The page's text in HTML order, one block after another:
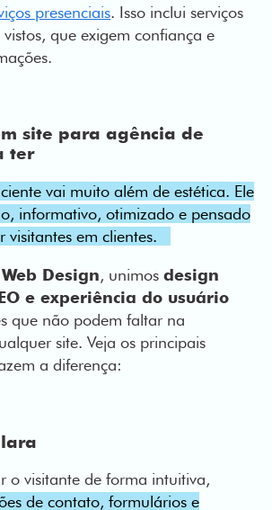
presenciais. Isso inclui serviços
vistos, que exigem confiança e
site para agência de
ter
vai muito além de estética. Ele
informativo, otimizado e pensado
visitantes em clientes.
Web Design, unimos design
e experiência do usuário
que não podem faltar na
site. Veja os principais
a diferença:
o visitante de forma intuitiva,
de contato, formulários e